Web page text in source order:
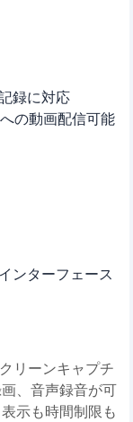
録に対応
の動画配信可能
ンターフェース
リーンキャプチ
、音声録音が可
示も時間制限も